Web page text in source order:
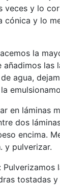
veces y lo
cónica y lo
la
las
agua,
en láminas
dos
encima.
y pulverizar.
Pulverizamos
tostadas